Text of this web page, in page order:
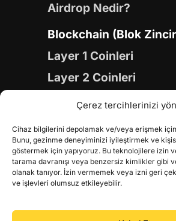
Çerez tercihlerinizi
Cihaz bilgilerini depolamak ve/veya erişmek
Bunu, gezinme deneyiminizi iyileştirmek ve
göstermek için yapıyoruz. Bu teknolojilere izin
tarama davranışı veya benzersiz kimlikler gibi
olanak tanıyor. İzin vermemek veya izni geri
ve işlevleri olumsuz etkileyebilir.
Airdrop Nedir?
Blockchain (Blok
Layer 1 Coinleri
Layer 2 Coinleri
Yapay Zeka (AI) Coinleri
Gaming Coinleri
RWA Coinleri
DeFi Coinleri
DePIN Coinleri